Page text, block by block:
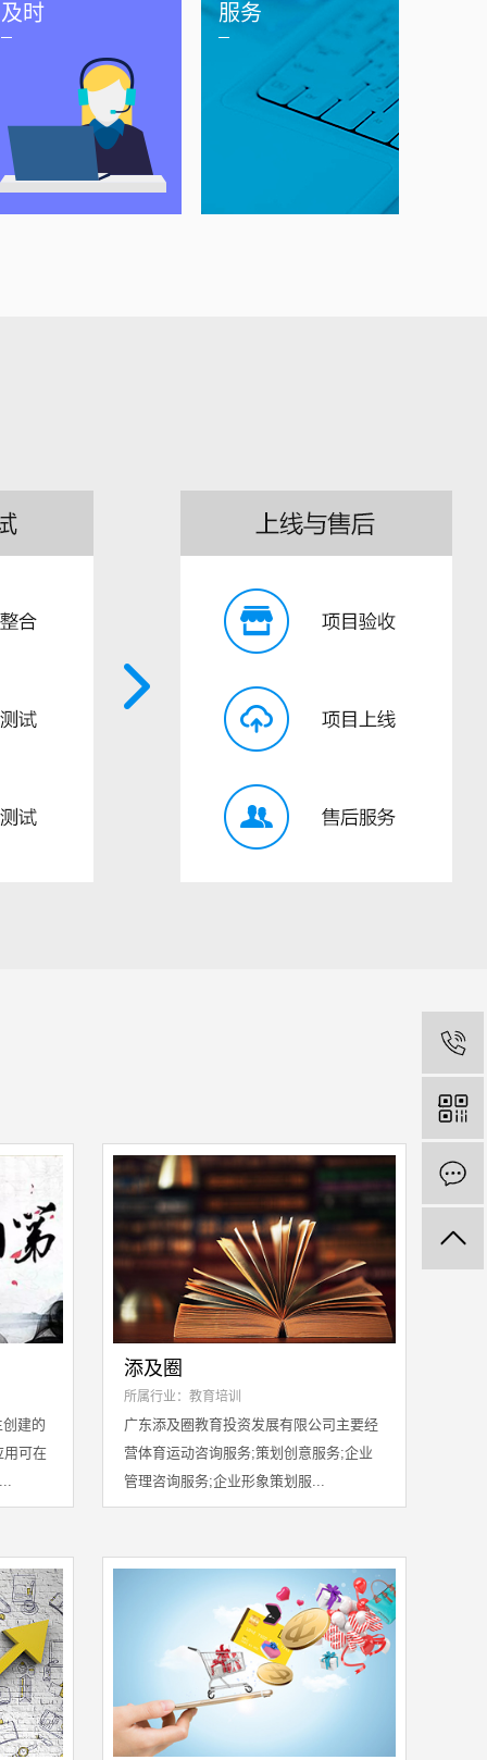
及时
服务
建的
用可在
添及圈
所属行业：教育培训
广东添及圈教育投资发展有限公司主要经
营体育运动咨询服务;策划创意服务;企业
管理咨询服务;企业形象策划服...